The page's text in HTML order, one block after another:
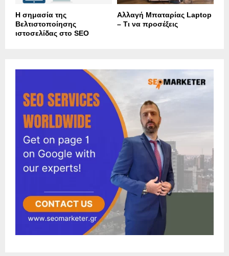
Η σημασία της
Βελτιστοποίησης
ιστοσελίδας στο SEO
Αλλαγή Μπαταρίας Laptop
– Τι να προσέξεις